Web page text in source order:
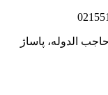
الدوله، پاساژ